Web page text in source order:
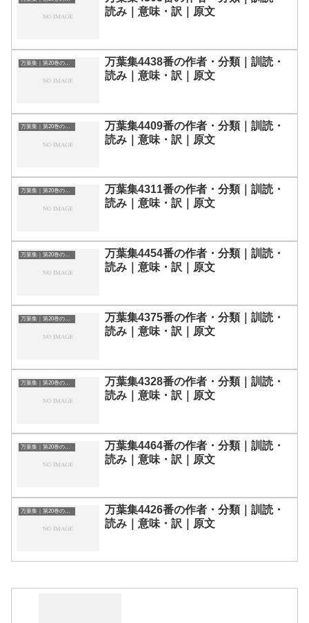
読み｜意味・訳｜原文
万葉集｜第20巻の和歌一覧
万葉集4438番の作者・分類｜訓読・
読み｜意味・訳｜原文
万葉集｜第20巻の和歌一覧
万葉集4409番の作者・分類｜訓読・
読み｜意味・訳｜原文
万葉集｜第20巻の和歌一覧
万葉集4311番の作者・分類｜訓読・
読み｜意味・訳｜原文
万葉集｜第20巻の和歌一覧
万葉集4454番の作者・分類｜訓読・
読み｜意味・訳｜原文
万葉集｜第20巻の和歌一覧
万葉集4375番の作者・分類｜訓読・
読み｜意味・訳｜原文
万葉集｜第20巻の和歌一覧
万葉集4328番の作者・分類｜訓読・
読み｜意味・訳｜原文
万葉集｜第20巻の和歌一覧
万葉集4464番の作者・分類｜訓読・
読み｜意味・訳｜原文
万葉集｜第20巻の和歌一覧
万葉集4426番の作者・分類｜訓読・
読み｜意味・訳｜原文